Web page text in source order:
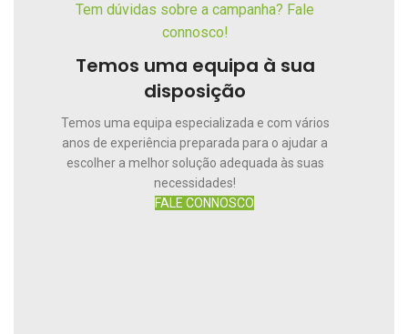
Tem dúvidas sobre a campanha? Fale
connosco!
Temos uma equipa à sua
disposição
Temos uma equipa especializada e com vários
anos de experiência preparada para o ajudar a
escolher a melhor solução adequada às suas
necessidades!
FALE CONNOSCO